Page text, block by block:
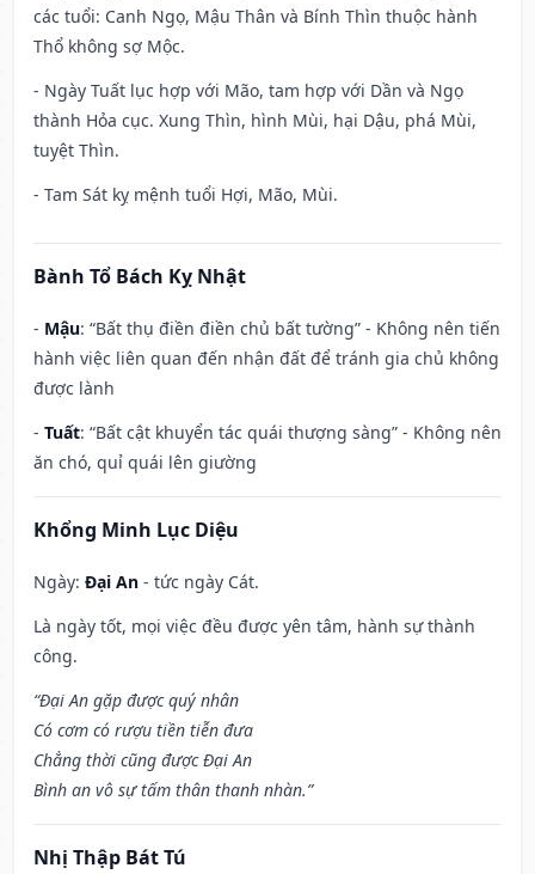
các tuổi: Canh Ngọ, Mậu Thân và Bính Thìn thuộc hành
Thổ không sợ Mộc.
- Ngày Tuất lục hợp với Mão, tam hợp với Dần và Ngọ
thành Hỏa cục. Xung Thìn, hình Mùi, hại Dậu, phá Mùi,
tuyệt Thìn.
- Tam Sát kỵ mệnh tuổi Hợi, Mão, Mùi.
Bành Tổ Bách Kỵ Nhật
- Mậu: “Bất thụ điền điền chủ bất tường” - Không nên tiến
hành việc liên quan đến nhận đất để tránh gia chủ không
được lành
- Tuất: “Bất cật khuyển tác quái thượng sàng” - Không nên
ăn chó, quỉ quái lên giường
Khổng Minh Lục Diệu
Ngày: Đại An - tức ngày Cát.
Là ngày tốt, mọi việc đều được yên tâm, hành sự thành
công.
“Đại An gặp được quý nhân
Có cơm có rượu tiền tiễn đưa
Chẳng thời cũng được Đại An
Bình an vô sự tấm thân thanh nhàn.”
Nhị Thập Bát Tú